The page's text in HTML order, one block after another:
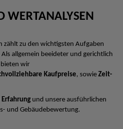
WERTANALYSEN
zählt zu den wichtigsten Aufgaben
allgemein beeideter und gerichtlich
wir
Kaufpreise, sowie Zeit-
und unsere ausführlichen
und Gebäudebewertung.